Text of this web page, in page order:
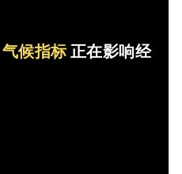
气候指标正在影响经